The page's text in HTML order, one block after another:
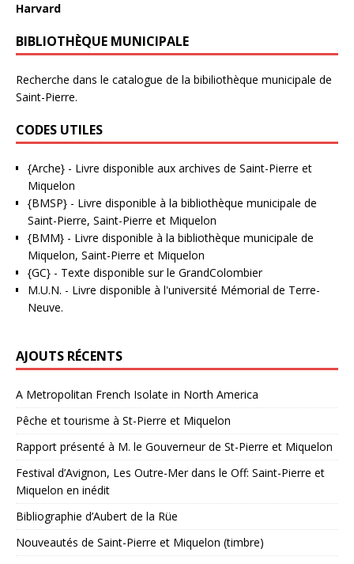
Harvard
BIBLIOTHÈQUE MUNICIPALE
Recherche dans le catalogue de la bibiliothèque municipale de
Saint-Pierre.
CODES UTILES
{Arche} - Livre disponible aux archives de Saint-Pierre et
Miquelon
{BMSP} - Livre disponible à la bibliothèque municipale de
Saint-Pierre, Saint-Pierre et Miquelon
{BMM} - Livre disponible à la bibliothèque municipale de
Miquelon, Saint-Pierre et Miquelon
{GC} - Texte disponible sur le GrandColombier
M.U.N. - Livre disponible à l'université Mémorial de Terre-
Neuve.
AJOUTS RÉCENTS
A Metropolitan French Isolate in North America
Pêche et tourisme à St-Pierre et Miquelon
Rapport présenté à M. le Gouverneur de St-Pierre et Miquelon
Festival d’Avignon, Les Outre-Mer dans le Off: Saint-Pierre et
Miquelon en inédit
Bibliographie d’Aubert de la Rüe
Nouveautés de Saint-Pierre et Miquelon (timbre)